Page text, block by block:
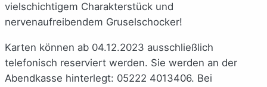
vielschichtigem Charakterstück und
nervenaufreibendem Gruselschocker!
Karten können ab 04.12.2023 ausschließlich
telefonisch reserviert werden. Sie werden an der
Abendkasse hinterlegt: ­05222 4013406. Bei